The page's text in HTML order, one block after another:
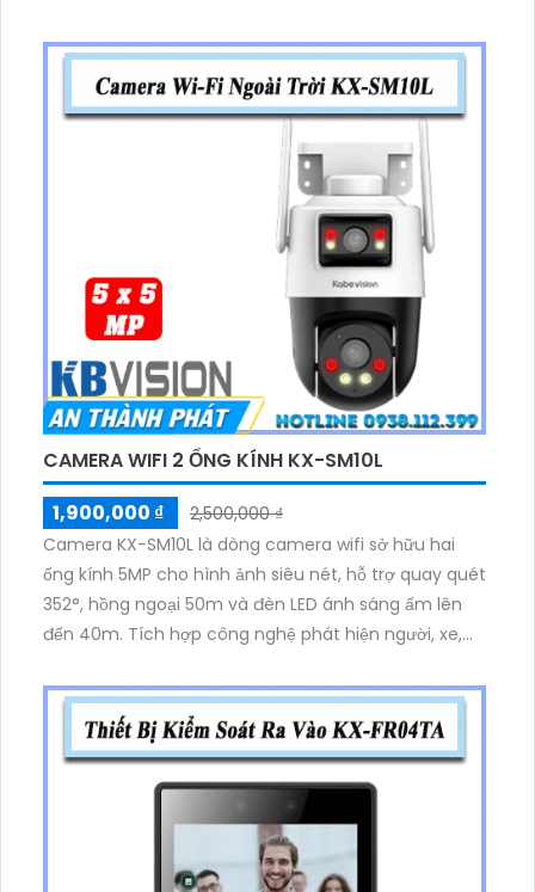
CAMERA WIFI 2 ỐNG KÍNH KX-SM10L
1,900,000 ₫
2,500,000 ₫
Camera KX-SM10L là dòng camera wifi sở hữu hai
ống kính 5MP cho hình ảnh siêu nét, hỗ trợ quay quét
352°, hồng ngoại 50m và đèn LED ánh sáng ấm lên
đến 40m. Tích hợp công nghệ phát hiện người, xe,
Bluetooth, lưu trữ 256GB và đàm thoại 2 chiều mạnh
mẽ qua app điều khiển.